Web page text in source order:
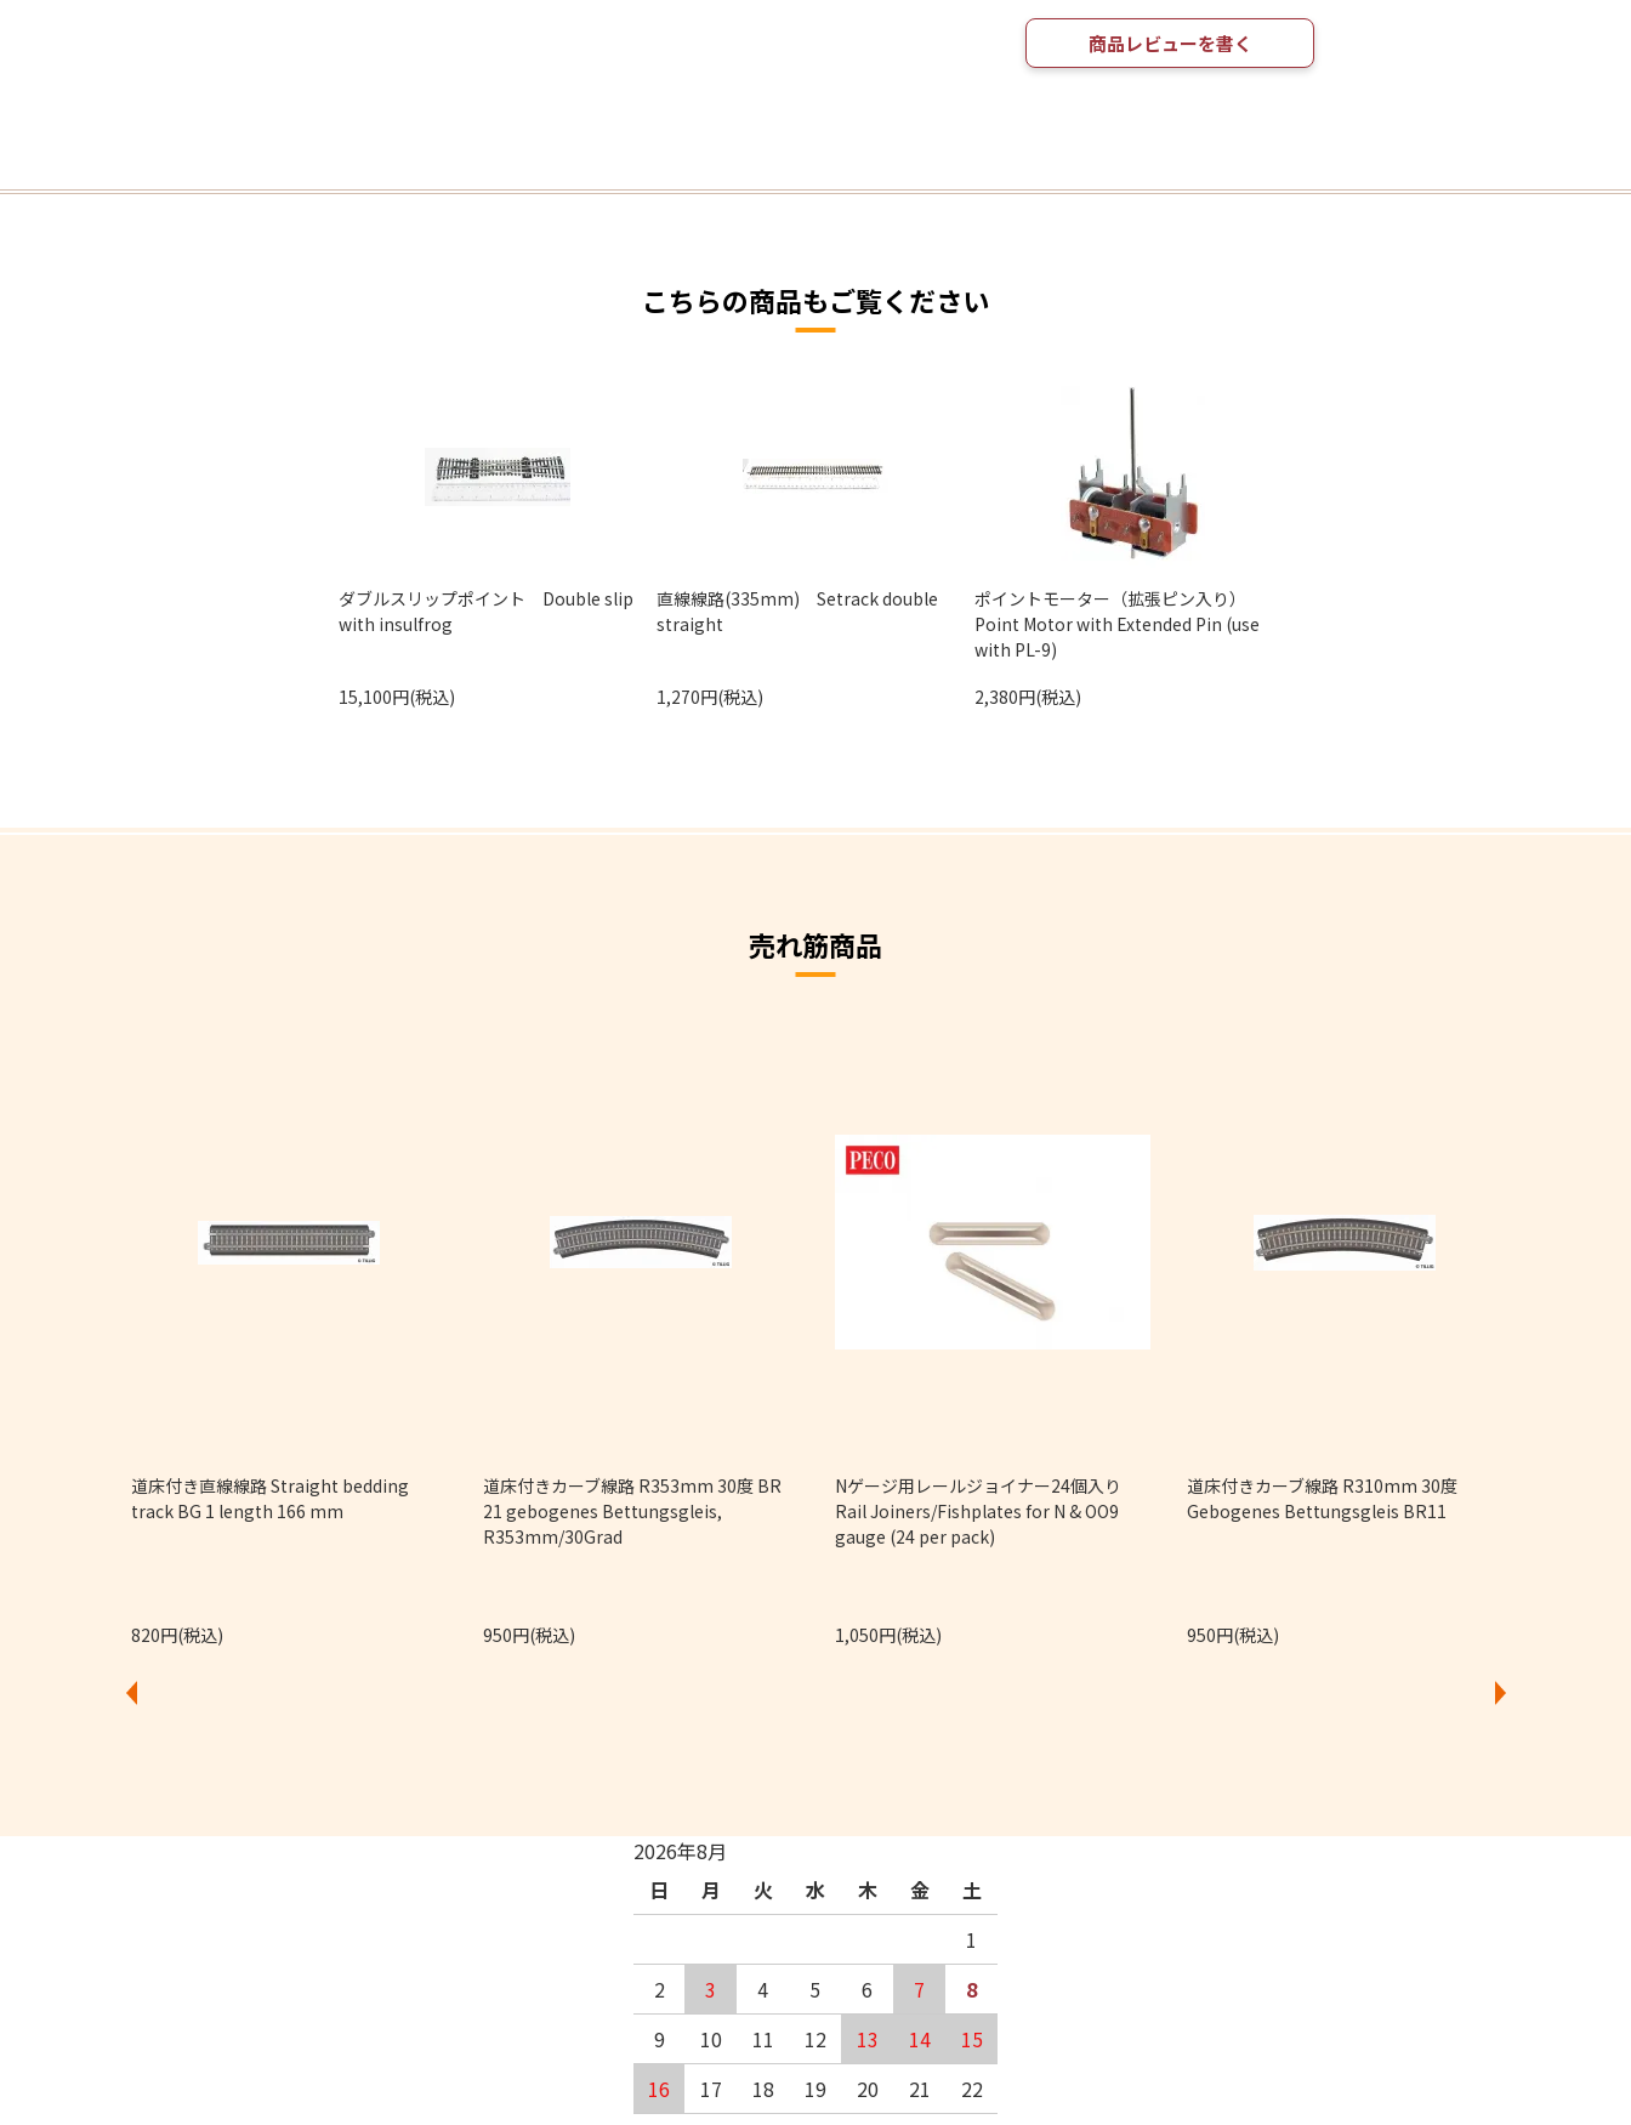
商品レビューを書く
こちらの商品もご覧ください
ダブルスリップポイント Double slip
with insulfrog
15,100円(税込)
直線線路(335mm) Setrack double
straight
1,270円(税込)
ポイントモーター（拡張ピン入り）
Point Motor with Extended Pin (use
with PL-9)
2,380円(税込)
売れ筋商品
道床付き直線線路 Straight bedding
track BG 1 length 166 mm
820円(税込)
道床付きカーブ線路 R353mm 30度 BR
21 gebogenes Bettungsgleis,
R353mm/30Grad
950円(税込)
Nゲージ用レールジョイナー24個入り
Rail Joiners/Fishplates for N & OO9
gauge (24 per pack)
1,050円(税込)
道床付きカーブ線路 R310mm 30度
Gebogenes Bettungsgleis BR11
950円(税込)
2026年8月
日
月 火 水 木 金
土
1
2
3 4 5 6 7
8
9
10 11 12 13 14
15
16
17 18 19 20 21
22